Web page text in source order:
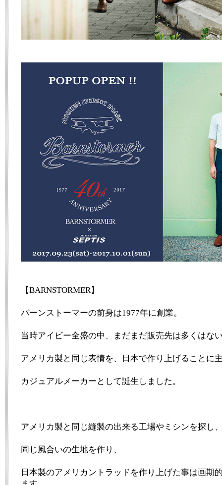
【BARNSTORMER】
バーンストーマーの前身は1977年に創業。
当時アイビー全盛の中、まだまだ販売先は多くはな
アメリカ製と同じ表情を、日本で作り上げることに
カジュアルメーカーとして誕生しました。
アメリカ製と同じ縫製の出来る工場やミシンを探し
同じ風合いの生地を作り、
日本製のアメリカントラッドを作り上げた事は画期